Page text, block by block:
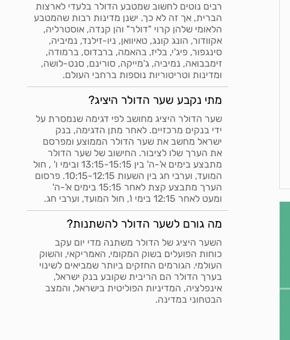
רבים נוטים לחשוב שמטבע הדולר בלעדי לארצות
הברית, אך זה לא כך. ישנן מדינות רבות שהמטבע
הלאומי שלהן קרוי "דולר" והן קנדה, אוסטרליה,
אקוודור, הונג קונג, טאיוואן, ניו-זילנד, נמיביה,
סינגפור, פיג'י, בליז, בהאמה, ברבדוס, ברמודה,
זימבבואה, נמיביה, ג'מייקה, סורינם, סנט-לושה,
ומדינות וטריטוריות נוספות ברחבי העולם.
מתי נקבע שער הדולר היציג?
שער הדולר היציג מחושב לפי דגימה שנמסרת על
ידי בנקים מרכזיים. לאחר מתן הדגימה, בנק
ישראל מחשב את שער הדולר הממוצע ומפרסם
את הערך שלו לציבור. החישוב של שער הדולר
מתבצע בימים א'-ה' בין 13:15-15:15 ובימי ו' , חול
המועד, וערבי חג בין השעות 10:15-12:15. פרסום
הערך מתבצע קצת לאחר 15:15 בימים א'-ה'
ומעט לאחר 12:15 בימי ו', חול המועד, וערבי חג.
מה גורם לשער הדולר להשתנות?
השער היציג של הדולר משתנה מדי יום עקב
כוחות הפועלים בשוק המקומי, האמריקאי, והשוק
העולמי. הגורמים החזקים ביותר שמביאים לשינוי
בערך הדולר הם הריבית שקובע בנק ישראל,
אינפלציה, המדיניות הפוליטית בישראל, והמצב
הבטחוני במדינה.